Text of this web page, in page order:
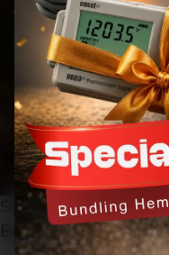
Brands
Service
Industries
Blogs
Solusi Terpercaya
Berkualitas untuk